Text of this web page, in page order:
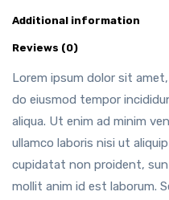
Additional information
Reviews (0)
Lorem ipsum dolor sit
do eiusmod tempor
aliqua. Ut enim ad minim
ullamco laboris nisi ut
cupidatat non proident,
mollit anim id est laborum.